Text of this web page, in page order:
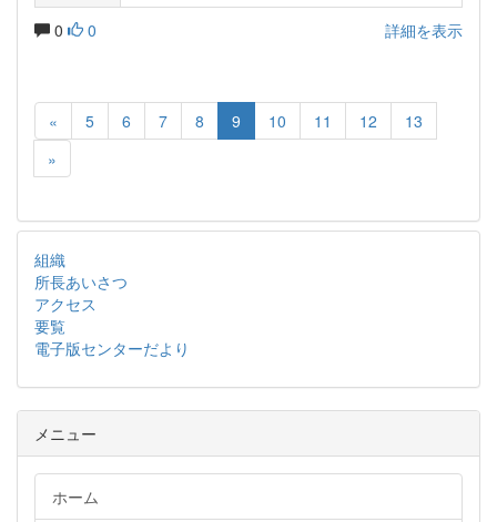
0 0 詳細を表示
« 5 6 7 8 9 10 11 12
13
»
組織
所長あいさつ
アクセス
要覧
電子版センターだより
メニュー
ホーム